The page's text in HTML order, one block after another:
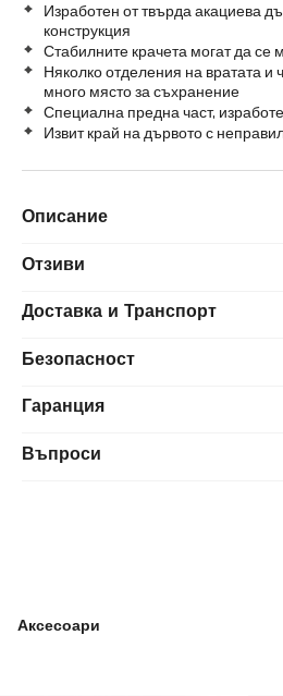
Изработен от твърда акациева
конструкция
Стабилните крачета могат да се
Няколко отделения на вратата и
много място за съхранение
Специална предна част,
Извит край на дървото с
Описание
Отзиви
Доставка и Транспорт
Безопасност
Гаранция
Въпроси
Аксесоари